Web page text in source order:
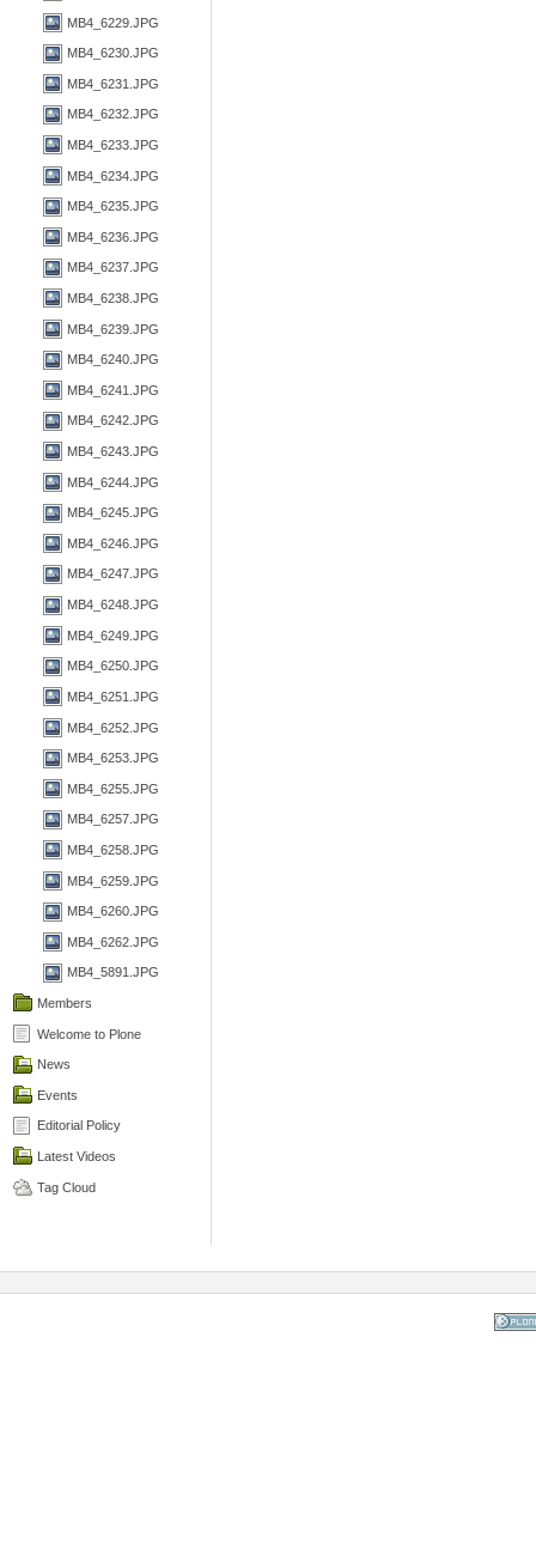
MB4_6229.JPG
MB4_6230.JPG
MB4_6231.JPG
MB4_6232.JPG
MB4_6233.JPG
MB4_6234.JPG
MB4_6235.JPG
MB4_6236.JPG
MB4_6237.JPG
MB4_6238.JPG
MB4_6239.JPG
MB4_6240.JPG
MB4_6241.JPG
MB4_6242.JPG
MB4_6243.JPG
MB4_6244.JPG
MB4_6245.JPG
MB4_6246.JPG
MB4_6247.JPG
MB4_6248.JPG
MB4_6249.JPG
MB4_6250.JPG
MB4_6251.JPG
MB4_6252.JPG
MB4_6253.JPG
MB4_6255.JPG
MB4_6257.JPG
MB4_6258.JPG
MB4_6259.JPG
MB4_6260.JPG
MB4_6262.JPG
MB4_5891.JPG
Members
Welcome to Plone
News
Events
Editorial Policy
Latest Videos
Tag Cloud